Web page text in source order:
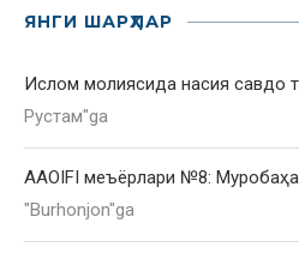
ЯНГИ ШАРҲЛАР
Ислом молиясида насия савдо
Рустам"ga
AAOIFI меъёрлари №8:
"Burhonjon"ga